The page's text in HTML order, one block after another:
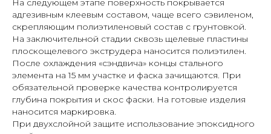
На следующем этапе поверхность покрывается
адгезивным клеевым составом, чаще всего сэвиленом,
скрепляющим полиэтиленовый состав с грунтовкой.
На заключительной стадии сквозь щелевые пластины
плоскощелевого экструдера наносится полиэтилен.
После охлаждения «сэндвича» концы стального
элемента на 15 мм участке и фаска зачищаются. При
обязательной проверке качества контролируется
глубина покрытия и скос фаски. На готовые изделия
наносится маркировка.
При двухслойной защите использование эпоксидного